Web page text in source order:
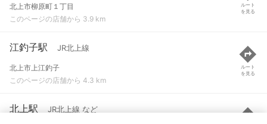
北上市柳原町１丁目
このページの店舗から 3.9 km
ルート
を見る
江釣子駅 JR北上線
北上市上江釣子
このページの店舗から 4.3 km
ルート
を見る
北上駅 JR北上線 など